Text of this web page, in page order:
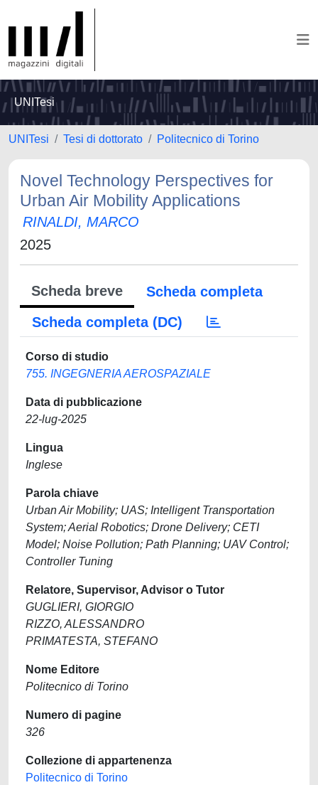
UNITesi
UNITesi Tesi di dottorato Politecnico di Torino
Novel Technology Perspectives for
Urban Air Mobility Applications
RINALDI, MARCO
2025
Scheda breve
Scheda completa
Scheda completa (DC)
Corso di studio
755. INGEGNERIA AEROSPAZIALE
Data di pubblicazione
22-lug-2025
Lingua
Inglese
Parola chiave
Urban Air Mobility; UAS; Intelligent Transportation
System; Aerial Robotics; Drone Delivery; CETI
Model; Noise Pollution; Path Planning; UAV Control;
Controller Tuning
Relatore, Supervisor, Advisor o Tutor
GUGLIERI, GIORGIO
RIZZO, ALESSANDRO
PRIMATESTA, STEFANO
Nome Editore
Politecnico di Torino
Numero di pagine
326
Collezione di appartenenza
Politecnico di Torino